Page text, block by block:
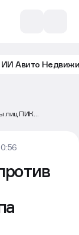
ИИ Авито
лиц ПИК